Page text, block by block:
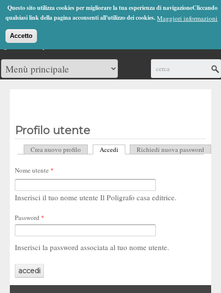
Questo sito utilizza cookies per migliorare la tua esperienza di navigazioneCliccando
qualsiasi link della pagina acconsenti all'utilizzo dei cookies.Maggiori informazioni
Accetto
Jump to Navigation
(0)
Profilo utente
Schede primarie
Crea nuovo profilo Accedi (scheda attiva)
Richiedi nuova password
Nome utente *
Inserisci il tuo nome utente Il Poligrafo casa editrice.
Password *
Inserisci la password associata al tuo nome utente.